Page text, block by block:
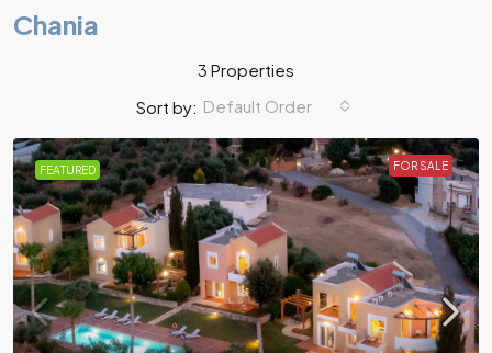
Chania
3 Properties
Sort by: Default Order
FEATURED FOR SALE